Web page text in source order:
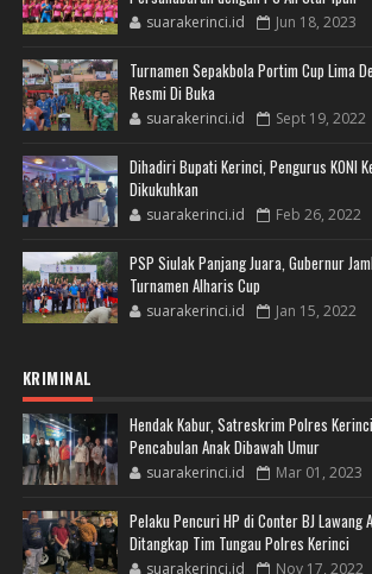
suarakerinci.id Jun 18, 2023
Turnamen Sepakbola Portim Cup Lima
Resmi Di Buka
suarakerinci.id Sept 19, 2022
Dihadiri Bupati Kerinci, Pengurus KONI
Dikukuhkan
suarakerinci.id Feb 26, 2022
PSP Siulak Panjang Juara, Gubernur
Turnamen Alharis Cup
suarakerinci.id Jan 15, 2022
KRIMINAL
Hendak Kabur, Satreskrim Polres
Pencabulan Anak Dibawah Umur
suarakerinci.id Mar 01, 2023
Pelaku Pencuri HP di Conter BJ Lawang
Ditangkap Tim Tungau Polres Kerinci
suarakerinci.id Nov 17, 2022